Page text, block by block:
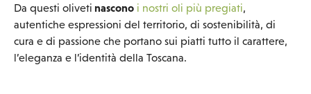
Da questi oliveti nascono i nostri oli più pregiati,
autentiche espressioni del territorio, di sostenibilità, di
cura e di passione che portano sui piatti tutto il carattere,
l’eleganza e l’identità della Toscana.